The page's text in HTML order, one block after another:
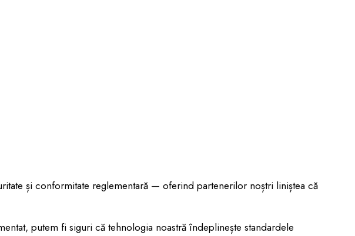
și conformitate reglementară — oferind partenerilor noștri liniștea că
putem fi siguri că tehnologia noastră îndeplinește standardele